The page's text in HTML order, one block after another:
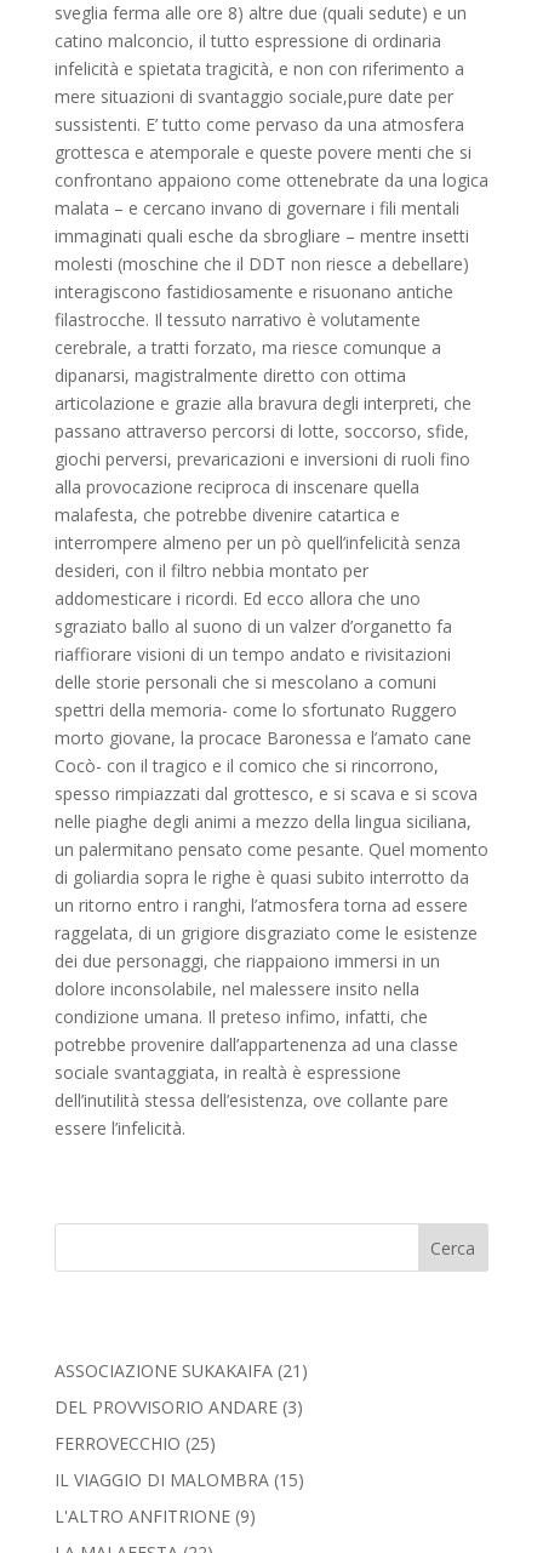
sveglia ferma alle ore 8) altre due (quali sedute) e un
catino malconcio, il tutto espressione di ordinaria
infelicità e spietata tragicità, e non con riferimento a
mere situazioni di svantaggio sociale,pure date per
sussistenti. E’ tutto come pervaso da una atmosfera
grottesca e atemporale e queste povere menti che si
confrontano appaiono come ottenebrate da una logica
malata – e cercano invano di governare i fili mentali
immaginati quali esche da sbrogliare – mentre insetti
molesti (moschine che il DDT non riesce a debellare)
interagiscono fastidiosamente e risuonano antiche
filastrocche. Il tessuto narrativo è volutamente
cerebrale, a tratti forzato, ma riesce comunque a
dipanarsi, magistralmente diretto con ottima
articolazione e grazie alla bravura degli interpreti, che
passano attraverso percorsi di lotte, soccorso, sfide,
giochi perversi, prevaricazioni e inversioni di ruoli fino
alla provocazione reciproca di inscenare quella
malafesta, che potrebbe divenire catartica e
interrompere almeno per un pò quell’infelicità senza
desideri, con il filtro nebbia montato per
addomesticare i ricordi. Ed ecco allora che uno
sgraziato ballo al suono di un valzer d’organetto fa
riaffiorare visioni di un tempo andato e rivisitazioni
delle storie personali che si mescolano a comuni
spettri della memoria- come lo sfortunato Ruggero
morto giovane, la procace Baronessa e l’amato cane
Cocò- con il tragico e il comico che si rincorrono,
spesso rimpiazzati dal grottesco, e si scava e si scova
nelle piaghe degli animi a mezzo della lingua siciliana,
un palermitano pensato come pesante. Quel momento
di goliardia sopra le righe è quasi subito interrotto da
un ritorno entro i ranghi, l’atmosfera torna ad essere
raggelata, di un grigiore disgraziato come le esistenze
dei due personaggi, che riappaiono immersi in un
dolore inconsolabile, nel malessere insito nella
condizione umana. Il preteso infimo, infatti, che
potrebbe provenire dall’appartenenza ad una classe
sociale svantaggiata, in realtà è espressione
dell’inutilità stessa dell’esistenza, ove collante pare
essere l’infelicità.
Cerca
ASSOCIAZIONE SUKAKAIFA(21)
DEL PROVVISORIO ANDARE(3)
FERROVECCHIO (25)
IL VIAGGIO DI MALOMBRA(15)
L'ALTRO ANFITRIONE(9)